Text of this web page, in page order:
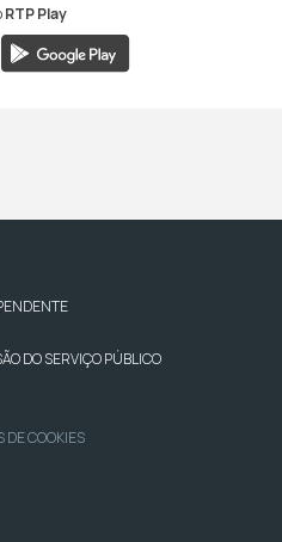
RTP Play
DO SERVIÇO PÚBLICO
DE COOKIES